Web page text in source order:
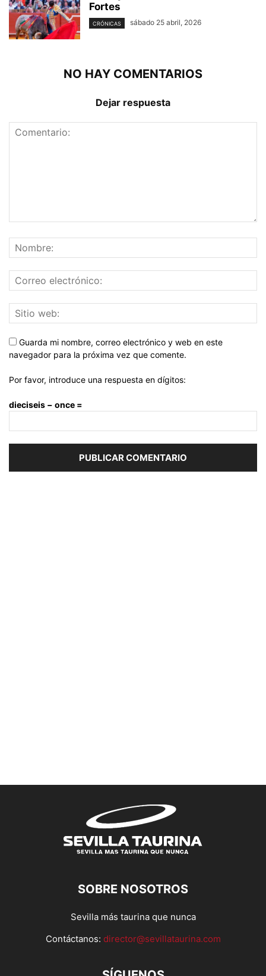
Fortes
CRÓNICAS sábado 25 abril, 2026
NO HAY COMENTARIOS
Dejar respuesta
Guarda mi nombre, correo electrónico y web en este
navegador para la próxima vez que comente.
Por favor, introduce una respuesta en dígitos:
dieciseis − once =
SOBRE NOSOTROS
Sevilla más taurina que nunca
Contáctanos: director@sevillataurina.com